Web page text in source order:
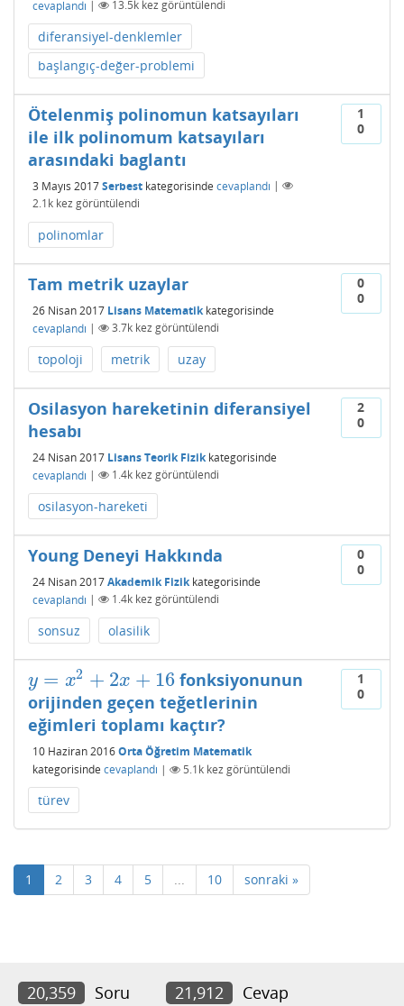
cevaplandı | 13.5k kez görüntülendi
diferansiyel-denklemler
başlangıç-değer-problemi
1
0
Ötelenmiş polinomun katsayıları
ile ilk polinomum katsayıları
arasındaki baglantı
3 Mayıs 2017Serbest kategorisinde cevaplandı |
2.1k kez görüntülendi
polinomlar
0
0
Tam metrik uzaylar
26 Nisan 2017 Lisans Matematik kategorisinde
cevaplandı | 3.7k kez görüntülendi
topoloji metrik uzay
2
0
Osilasyon hareketinin diferansiyel
hesabı
24 Nisan 2017 Lisans Teorik Fizik kategorisinde
cevaplandı | 1.4k kez görüntülendi
osilasyon-hareketi
0
0
Young Deneyi Hakkında
24 Nisan 2017Akademik Fizik kategorisinde
cevaplandı | 1.4k kez görüntülendi
sonsuz olasilik
1
0
y = x2 + 2x + 16
y=x2 +2x +16
fonksiyonunun
orijinden geçen teğetlerinin
eğimleri toplamı kaçtır?
10 Haziran 2016Orta Öğretim Matematik
kategorisinde cevaplandı | 5.1k kez görüntülendi
türev
1 2 3 4 5 ... 10 sonraki »
20,359 Soru 21,912 Cevap